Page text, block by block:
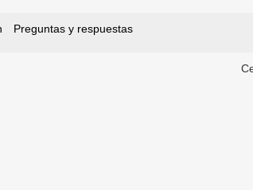
Preguntas y respuestas